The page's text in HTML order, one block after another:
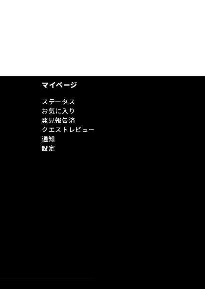
マイページ
ステータス
お気に入り
発見報告済
クエストレビュー
通知
設定